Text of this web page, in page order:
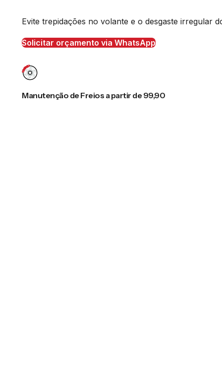
Evite trepidações no volante e o desgaste irregular
Solicitar orçamento via WhatsApp
Manutenção de Freios a partir de 99,90